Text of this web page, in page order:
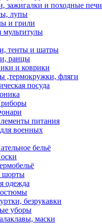
зажигалки и походные печи
лупы
и грили
тенты и шатры
ранцы
и коврики
,термокружки, фляги
посуда
питания
военных
бельё
шорты
одежда
безрукавки
уборы
маски